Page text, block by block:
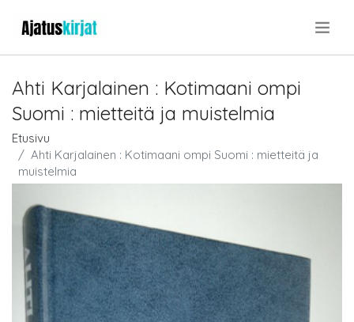
Ahti Karjalainen : Kotimaani ompi
Suomi : mietteitä ja muistelmia
Etusivu
Ahti Karjalainen : Kotimaani ompi Suomi : mietteitä ja
muistelmia